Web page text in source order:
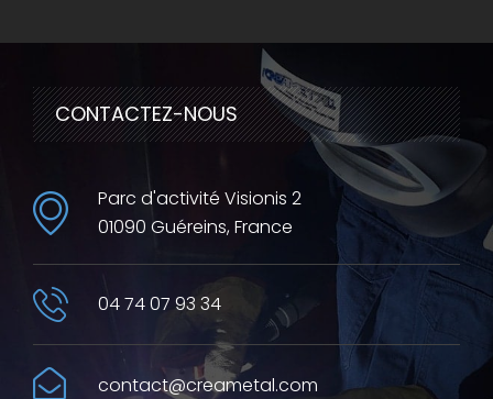
CONTACTEZ-NOUS
Parc d'activité Visionis 2
01090 Guéreins, France
04 74 07 93 34
contact@creametal.com